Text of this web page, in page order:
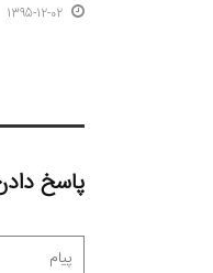
1395-12-02
پاسخ